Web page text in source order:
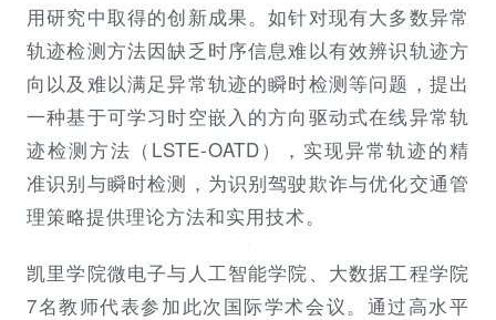
用研究中取得的创新成果。如针对现有大多数异常
轨迹检测方法因缺乏时序信息难以有效辨识轨迹方
向以及难以满足异常轨迹的瞬时检测等问题，提出
一种基于可学习时空嵌入的方向驱动式在线异常轨
迹检测方法（LSTE-OATD），实现异常轨迹的精
准识别与瞬时检测，为识别驾驶欺诈与优化交通管
理策略提供理论方法和实用技术。
凯里学院微电子与人工智能学院、大数据工程学院
7名教师代表参加此次国际学术会议。通过高水平